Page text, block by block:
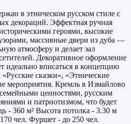
в этническом русском стиле с
декораций. Эффектная ручная
героями, высокие
массивные двери из дуба —
атмосферу и делает зал
Декоративное оформление
идеально вписаться в концепцию
сказки», «Этнические
мероприятия. Кремль в Измайлово
семейными ценностями, русским
и патриотизмом, что будет
- 360 м² Высота потолка - 3.30 м
чел. Фуршет - до 250 чел.